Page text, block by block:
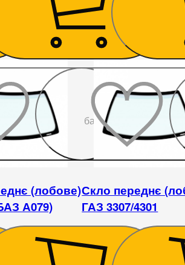
4 680 ₴
До
бажаного
(лобове)
А079)
Скло переднє
ГАЗ 3307/4301